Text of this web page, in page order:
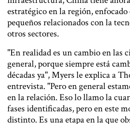
estratégico en la región, enfocado
pequeños relacionados con la
otros sectores.
"En realidad es un cambio en las
general, porque siempre está
décadas ya", Myers le explica a
entrevista. "Pero en general
en la relación. Eso lo llamo la
fases identificadas, pero en este
distinto. Es una etapa en la que